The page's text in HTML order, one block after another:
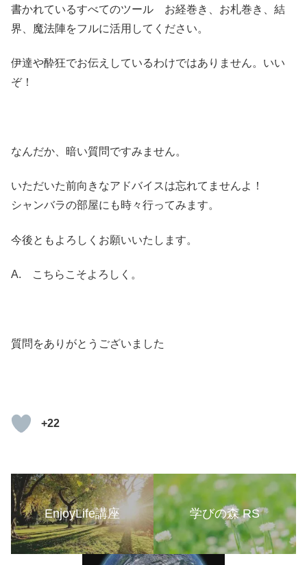
書かれているすべてのツール お経巻き、お札巻き、結
界、魔法陣をフルに活用してください。
伊達や酔狂でお伝えしているわけではありません。いい
ぞ！
なんだか、暗い質問ですみません。
いただいた前向きなアドバイスは忘れてませんよ！
シャンバラの部屋にも時々行ってみます。
今後ともよろしくお願いいたします。
A. こちらこそよろしく。
質問をありがとうございました
+22
EnjoyLife講座 学びの森 RS